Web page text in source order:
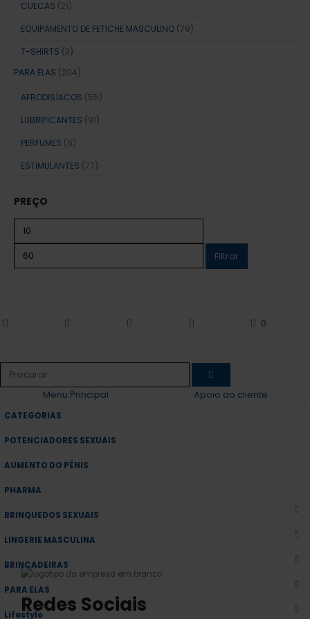
CUECAS (21)
EQUIPAMENTO DE FETICHE MASCULINO (79)
T-SHIRTS (3)
PARA ELAS (204)
AFRODISÍACOS (55)
LUBRIFICANTES (91)
PERFUMES (6)
ESTIMULANTES (77)
PREÇO
Filtrar
Redes Sociais
0
Menu Principal Apoio ao cliente
CATEGORIAS
POTENCIADORES SEXUAIS
AUMENTO DO PÉNIS
PHARMA
BRINQUEDOS SEXUAIS
LINGERIE MASCULINA
BRINCADEIRAS
PARA ELAS
Lifestyle